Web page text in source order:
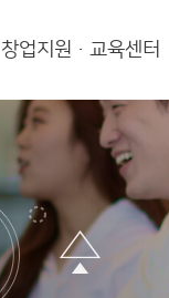
창업지원·교육센터